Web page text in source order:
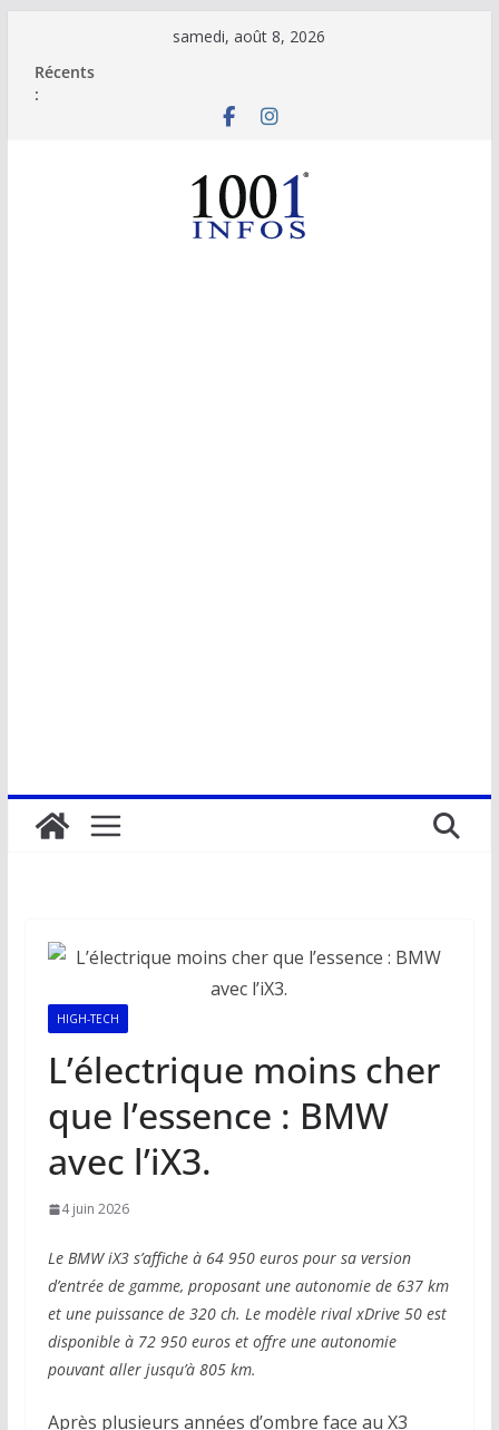
contenu
samedi, août 8, 2026
Récents
:
HIGH-TECH
L’électrique moins cher
que l’essence : BMW
avec l’iX3.
4 juin 2026
Le BMW iX3 s’affiche à 64 950 euros pour sa version
d’entrée de gamme, proposant une autonomie de 637 km
et une puissance de 320 ch. Le modèle rival xDrive 50 est
disponible à 72 950 euros et offre une autonomie
pouvant aller jusqu’à 805 km.
Après plusieurs années d’ombre face au X3